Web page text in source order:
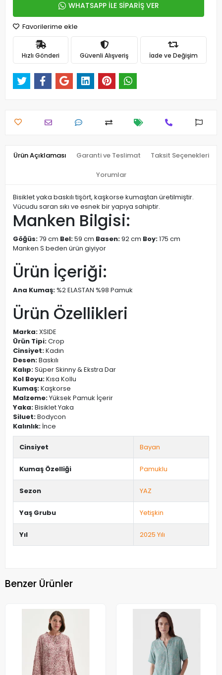
WHATSAPP İLE SİPARİŞ VER
Favorilerime ekle
Hızlı Gönderi Güvenli Alışveriş İade ve Değişim
Ürün Açıklaması Garanti ve Teslimat Taksit Seçenekleri
Yorumlar
Bisiklet yaka baskılı tişört, kaşkorse kumaştan üretilmiştir.
Vücudu saran sıkı ve esnek bir yapıya sahiptir.
Manken Bilgisi:
Göğüs:79 cm Bel:59 cm Basen:92 cm Boy:175 cm
Manken S beden ürün giyiyor
Ürün İçeriği:
Ana Kumaş: %2 ELASTAN %98 Pamuk
Ürün Özellikleri
Marka:XSIDE
Ürün Tipi:Crop
Cinsiyet:Kadın
Desen:Baskılı
Kalıp:Süper Skinny & Ekstra Dar
Kol Boyu:Kısa Kollu
Kumaş:Kaşkorse
Malzeme:Yüksek Pamuk İçerir
Yaka:Bisiklet Yaka
Siluet:Bodycon
Kalınlık: İnce
Cinsiyet Bayan
Kumaş Özelliği Pamuklu
Sezon YAZ
Yaş Grubu Yetişkin
Yıl 2025 Yılı
Benzer Ürünler